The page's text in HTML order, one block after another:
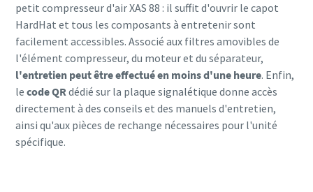
petit compresseur d'air XAS 88 : il suffit d'ouvrir le capot
HardHat et tous les composants à entretenir sont
facilement accessibles. Associé aux filtres amovibles de
l'élément compresseur, du moteur et du séparateur,
l'entretien peut être effectué en moins d'une heure. Enfin,
le code QRdédié sur la plaque signalétique donne accès
directement à des conseils et des manuels d'entretien,
ainsi qu'aux pièces de rechange nécessaires pour l'unité
spécifique.